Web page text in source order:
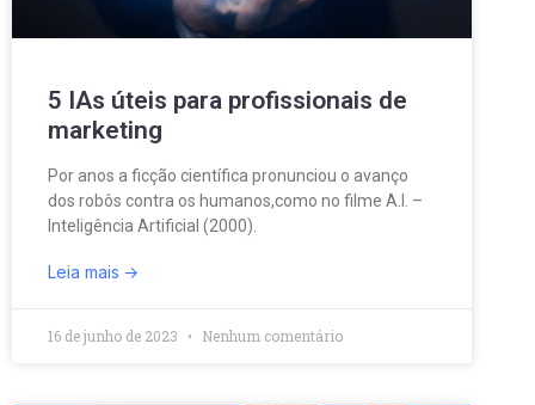
5 IAs úteis para profissionais de
marketing
Por anos a ficção científica pronunciou o avanço
dos robôs contra os humanos,como no filme A.I. –
Inteligência Artificial (2000).
Leia mais
16 de junho de 2023 Nenhum comentário